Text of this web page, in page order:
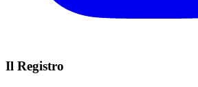
Il Registro